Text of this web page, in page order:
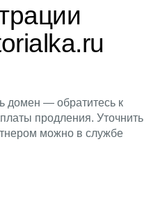
домен — обратитесь к
продления. Уточнить
можно в службе